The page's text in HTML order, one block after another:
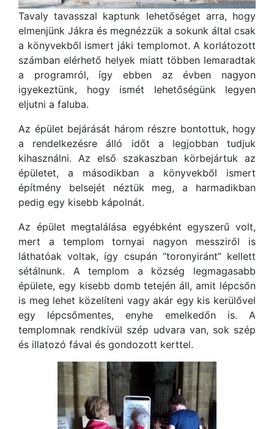
Tavaly tavasszal kaptunk lehetőséget arra, hogy
elmenjünk Jákra és megnézzük a sokunk által csak
a könyvekből ismert jáki templomot. A korlátozott
számban elérhető helyek miatt többen lemaradtak
a programról, így ebben az évben nagyon
igyekeztünk, hogy ismét lehetőségünk legyen
eljutni a faluba.
Az épület bejárását három részre bontottuk, hogy
a rendelkezésre álló időt a legjobban tudjuk
kihasználni. Az első szakaszban körbejártuk az
épületet, a másodikban a könyvekből ismert
építmény belsejét néztük meg, a harmadikban
pedig egy kisebb kápolnát.
Az épület megtalálása egyébként egyszerű volt,
mert a templom tornyai nagyon messziről is
láthatóak voltak, így csupán “toronyiránt” kellett
sétálnunk. A templom a község legmagasabb
épülete, egy kisebb domb tetején áll, amit lépcsőn
is meg lehet közelíteni vagy akár egy kis kerülővel
egy lépcsőmentes, enyhe emelkedőn is. A
templomnak rendkívül szép udvara van, sok szép
és illatozó fával és gondozott kerttel.